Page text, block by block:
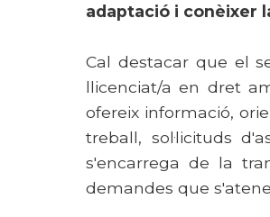
adaptació i conèixer
Cal destacar que el
llicenciat/a en dret
ofereix informació,
treball, sol·licituds
s'encarrega de la
demandes que